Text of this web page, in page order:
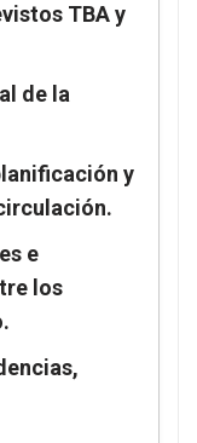
TBA y
de la
y
e
los